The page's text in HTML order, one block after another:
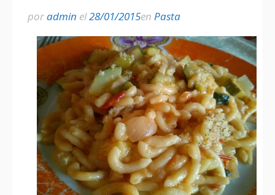
poradmin el28/01/2015en Pasta